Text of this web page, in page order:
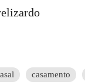
casamento